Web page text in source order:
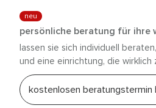
neu
persönliche beratung für ihre
lassen sie sich individuell
und eine einrichtung, die wirklich
kostenlosen beratungstermin